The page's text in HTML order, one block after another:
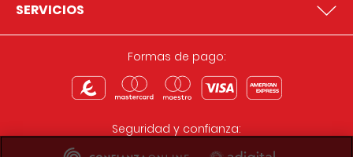
SERVICIOS
Formas de pago:
Seguridad y confianza: